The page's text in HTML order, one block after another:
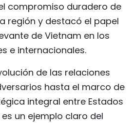
compromiso duradero de
región y destacó el papel
de Vietnam en los
e internacionales.
de las relaciones
hasta el marco de
integral entre Estados
un ejemplo claro del